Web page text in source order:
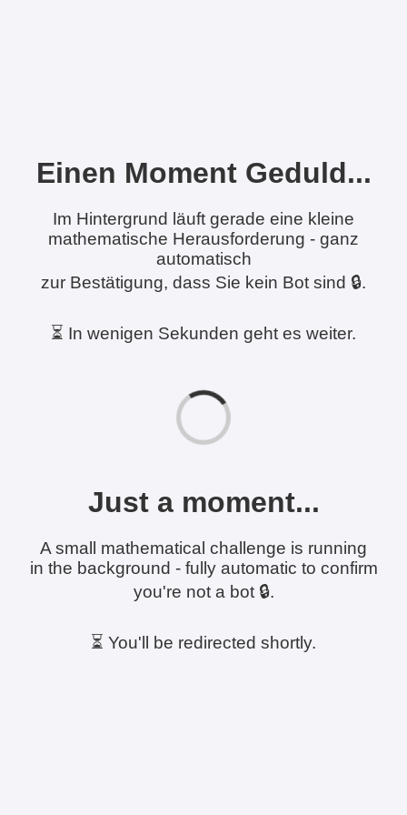
Einen Moment Geduld...
Im Hintergrund läuft gerade eine kleine
mathematische Herausforderung - ganz
automatisch
zur Bestätigung, dass Sie kein Bot sind 🔒.
⏳ In wenigen Sekunden geht es weiter.
Just a moment...
A small mathematical challenge is running
in the background - fully automatic to confirm
you're not a bot 🔒.
⏳ You'll be redirected shortly.